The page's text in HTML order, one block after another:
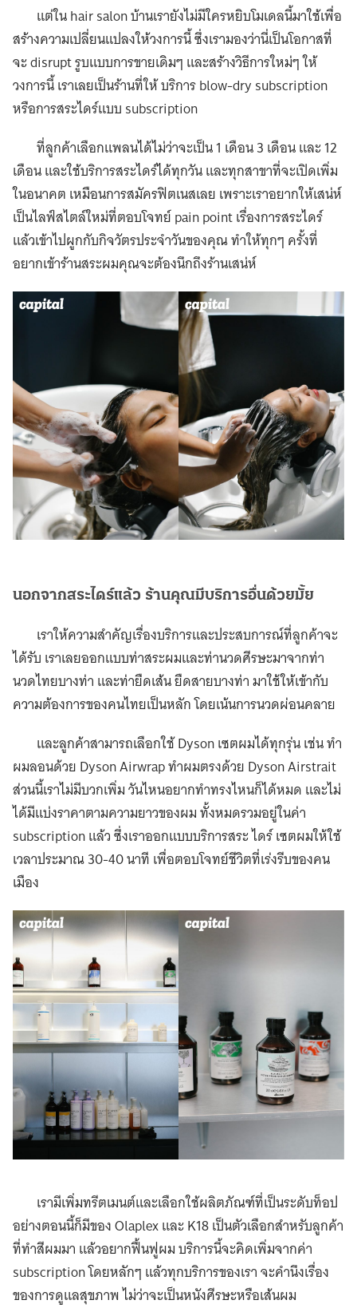
แต่ใน hair salon บ้านเรายังไม่มีใครหยิบโมเดลนี้มาใช้เพื่อ
สร้างความเปลี่ยนแปลงให้วงการนี้ ซึ่งเรามองว่านี่เป็นโอกาสที่
จะ disrupt รูบเเบบการขายเดิมๆ และสร้างวิธีการใหม่ๆ ให้
วงการนี้ เราเลยเป็นร้านที่ให้ บริการ blow-dry subscription
หรือการสระไดร์แบบ subscription
ที่ลูกค้าเลือกแพลนได้ไม่ว่าจะเป็น 1 เดือน 3 เดือน เเละ 12
เดือน และใช้บริการสระไดร์ได้ทุกวัน และทุกสาขาที่จะเปิดเพิ่ม
ในอนาคต เหมือนการสมัครฟิตเนสเลย เพราะเราอยากให้เสน่ห์
เป็นไลฟ์สไตล์ใหม่ที่ตอบโจทย์ pain point เรื่องการสระไดร์
แล้วเข้าไปผูกกับกิจวัตรประจำวันของคุณ ทำให้ทุกๆ ครั้งที่
อยากเข้าร้านสระผมคุณจะต้องนึกถึงร้านเสน่ห์
นอกจากสระไดร์แล้ว ร้านคุณมีบริการอื่นด้วยมั้ย
เราให้ความสำคัญเรื่องบริการและประสบการณ์ที่ลูกค้าจะ
ได้รับ เราเลยออกแบบท่าสระผมและท่านวดศีรษะมาจากท่า
นวดไทยบางท่า และท่ายืดเส้น ยืดสายบางท่า มาใช้ให้เข้ากับ
ความต้องการของคนไทยเป็นหลัก โดยเน้นการนวดผ่อนคลาย
และลูกค้าสามารถเลือกใช้ Dyson เซตผมได้ทุกรุ่น เช่น ทำ
ผมลอนด้วย Dyson Airwrap ทำผมตรงด้วย Dyson Airstrait
ส่วนนี้เราไม่มีบวกเพิ่ม วันไหนอยากทำทรงไหนก็ได้หมด และไม่
ได้มีแบ่งราคาตามความยาวของผม ทั้งหมดรวมอยู่ในค่า
subscription แล้ว ซึ่งเราออกแบบบริการสระ ไดร์ เซตผมให้ใช้
เวลาประมาณ 30-40 นาที เพื่อตอบโจทย์ชีวิตที่เร่งรีบของคน
เมือง
เรามีเพิ่มทรีตเมนต์และเลือกใช้ผลิตภัณฑ์ที่เป็นระดับท็อป
อย่างตอนนี้ก็มีของ Olaplex และ K18 เป็นตัวเลือกสำหรับลูกค้า
ที่ทำสีผมมา แล้วอยากฟื้นฟูผม บริการนี้จะคิดเพิ่มจากค่า
subscription โดยหลักๆ แล้วทุกบริการของเรา จะคำนึงเรื่อง
ของการดูแลสุขภาพ ไม่ว่าจะเป็นหนังศีรษะหรือเส้นผม